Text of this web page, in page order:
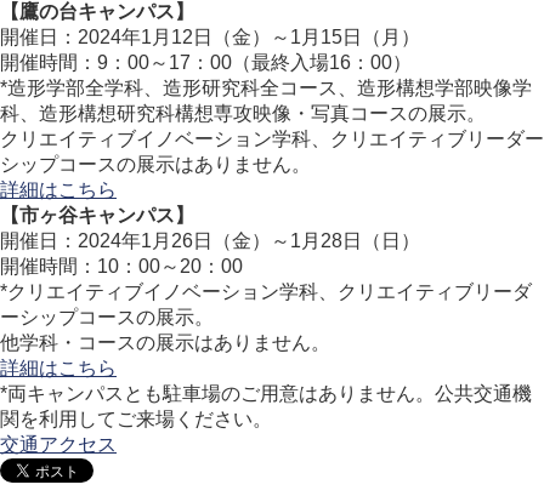
【鷹の台キャンパス】
開催日：2024年1月12日（金）～1月15日（月）
開催時間：9：00～17：00（最終入場16：00）
*造形学部全学科、造形研究科全コース、造形構想学部映像学
科、造形構想研究科構想専攻映像・写真コースの展示。
クリエイティブイノベーション学科、クリエイティブリーダー
シップコースの展示はありません。
詳細はこちら
【市ヶ谷キャンパス】
開催日：2024年1月26日（金）～1月28日（日）
開催時間：10：00～20：00
*クリエイティブイノベーション学科、クリエイティブリーダ
ーシップコースの展示。
他学科・コースの展示はありません。
詳細はこちら
*両キャンパスとも駐車場のご用意はありません。公共交通機
関を利用してご来場ください。
交通アクセス